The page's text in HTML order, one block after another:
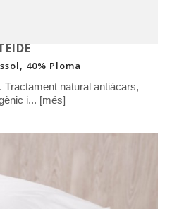
40% Ploma
natural antiàcars,
i... [més]